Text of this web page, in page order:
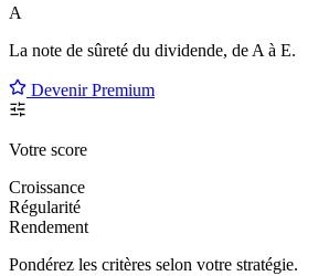
A
La note de sûreté du dividende, de A à E.
Devenir Premium
Votre score
Croissance
Régularité
Rendement
Pondérez les critères selon votre stratégie.